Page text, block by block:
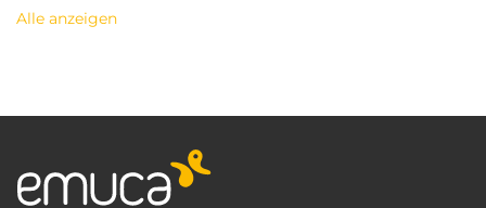
Alle anzeigen